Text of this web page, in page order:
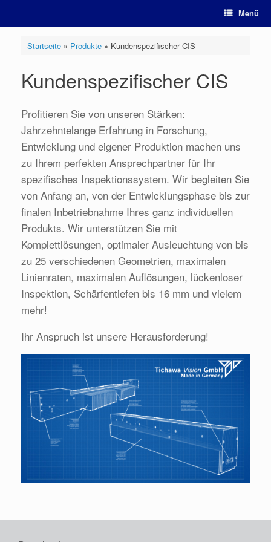
springen
Menü
Startseite» Produkte» Kundenspezifischer CIS
Kundenspezifischer CIS
Profitieren Sie von unseren Stärken:
Jahrzehntelange Erfahrung in Forschung,
Entwicklung und eigener Produktion machen uns
zu Ihrem perfekten Ansprechpartner für Ihr
spezifisches Inspektionssystem. Wir begleiten Sie
von Anfang an, von der Entwicklungsphase bis zur
finalen Inbetriebnahme Ihres ganz individuellen
Produkts. Wir unterstützen Sie mit
Komplettlösungen, optimaler Ausleuchtung von bis
zu 25 verschiedenen Geometrien, maximalen
Linienraten, maximalen Auflösungen, lückenloser
Inspektion, Schärfentiefen bis 16 mm und vielem
mehr!
Ihr Anspruch ist unsere Herausforderung!